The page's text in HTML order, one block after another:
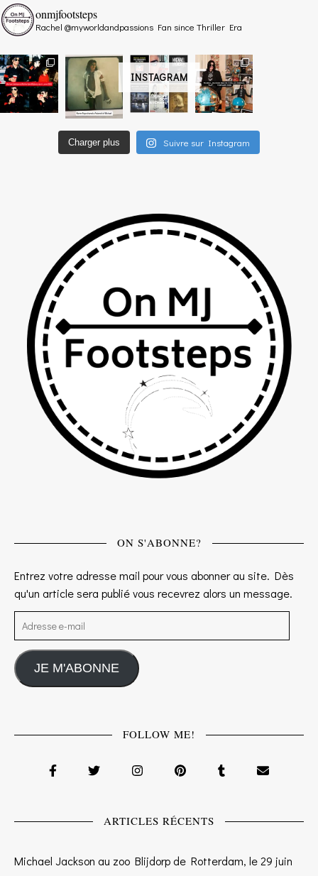
INSTAGRAM
onmjfootsteps
Rachel @myworldandpassions Fan since Thriller Era
Charger plus Suivre sur Instagram
ON S'ABONNE?
Entrez votre adresse mail pour vous abonner au site. Dès
qu'un article sera publié vous recevrez alors un message.
Adresse e-mail
JE M'ABONNE
FOLLOW ME!
ARTICLES RÉCENTS
Michael Jackson au zoo Blijdorp de Rotterdam, le 29 juin